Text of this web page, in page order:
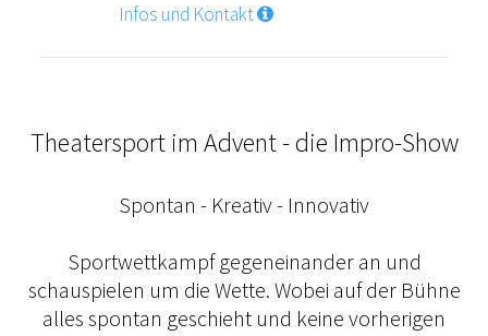
Infos und Kontakt
Theatersport im Advent - die Impro-Show
Spontan - Kreativ - Innovativ
Sportwettkampf gegeneinander an und
schauspielen um die Wette. Wobei auf der Bühne
alles spontan geschieht und keine vorherigen